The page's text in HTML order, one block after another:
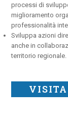
processi di
miglioramento
professionalità
Sviluppa azioni
anche in
territorio regionale.
VISITA